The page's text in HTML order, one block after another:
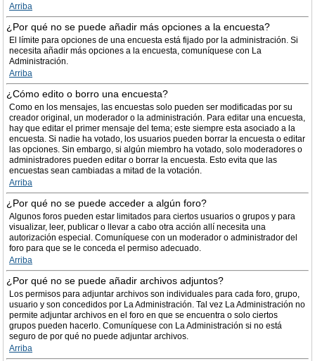
Arriba
¿Por qué no se puede añadir más opciones a la encuesta?
El límite para opciones de una encuesta está fijado por la administración. Si
necesita añadir más opciones a la encuesta, comuníquese con La
Administración.
Arriba
¿Cómo edito o borro una encuesta?
Como en los mensajes, las encuestas solo pueden ser modificadas por su
creador original, un moderador o la administración. Para editar una encuesta,
hay que editar el primer mensaje del tema; este siempre esta asociado a la
encuesta. Si nadie ha votado, los usuarios pueden borrar la encuesta o editar
las opciones. Sin embargo, si algún miembro ha votado, solo moderadores o
administradores pueden editar o borrar la encuesta. Esto evita que las
encuestas sean cambiadas a mitad de la votación.
Arriba
¿Por qué no se puede acceder a algún foro?
Algunos foros pueden estar limitados para ciertos usuarios o grupos y para
visualizar, leer, publicar o llevar a cabo otra acción allí necesita una
autorización especial. Comuníquese con un moderador o administrador del
foro para que se le conceda el permiso adecuado.
Arriba
¿Por qué no se puede añadir archivos adjuntos?
Los permisos para adjuntar archivos son individuales para cada foro, grupo,
usuario y son concedidos por La Administración. Tal vez La Administración no
permite adjuntar archivos en el foro en que se encuentra o solo ciertos
grupos pueden hacerlo. Comuníquese con La Administración si no está
seguro de por qué no puede adjuntar archivos.
Arriba